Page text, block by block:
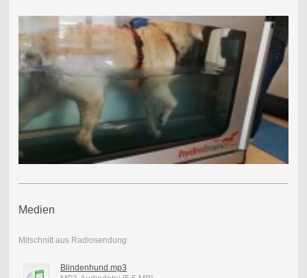
Medien
Mitschnitt aus Radiosendung
Blindenhund.mp3